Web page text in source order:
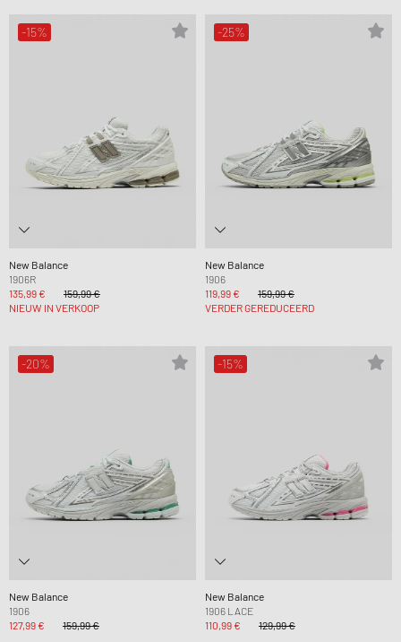
-15%
New Balance
1906R
135,99 €
159,99 €
NIEUW IN VERKOOP
-25%
New Balance
1906
119,99 €
159,99 €
VERDER GEREDUCEERD
-20%
New Balance
1906
127,99 €
159,99 €
-15%
New Balance
1906 LACE
110,99 €
129,99 €